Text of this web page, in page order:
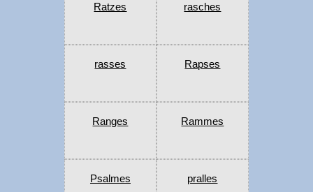
Ratzes rasches
rasses Rapses
Ranges Rammes
Psalmes pralles